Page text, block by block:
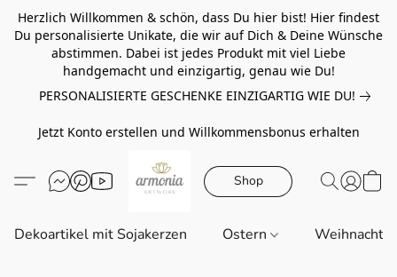
Herzlich Willkommen & schön, dass Du hier bist! Hier findest
Du personalisierte Unikate, die wir auf Dich & Deine Wünsche
abstimmen. Dabei ist jedes Produkt mit viel Liebe
handgemacht und einzigartig, genau wie Du!
PERSONALISIERTE GESCHENKE EINZIGARTIG WIE DU!
Jetzt Konto erstellen und Willkommensbonus erhalten
Shop
Dekoartikel mit Sojakerzen Ostern